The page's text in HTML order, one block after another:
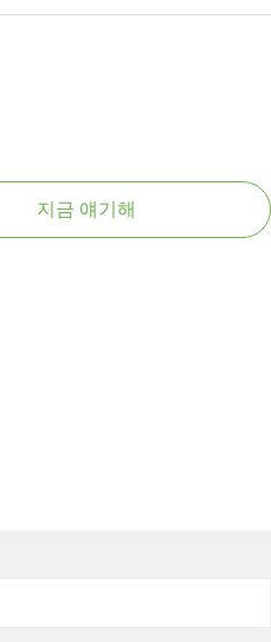
지금 얘기해